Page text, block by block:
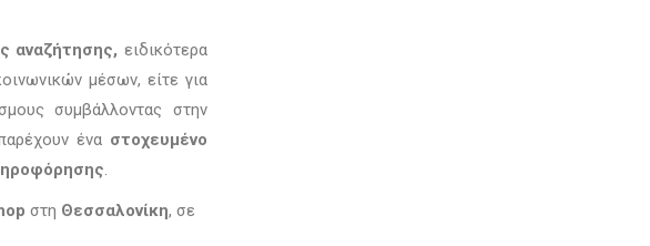
αναζήτησης, ειδικότερα
μέσων, είτε για
συμβάλλοντας στην
ένα στοχευμένο
.
στη Θεσσαλονίκη, σε